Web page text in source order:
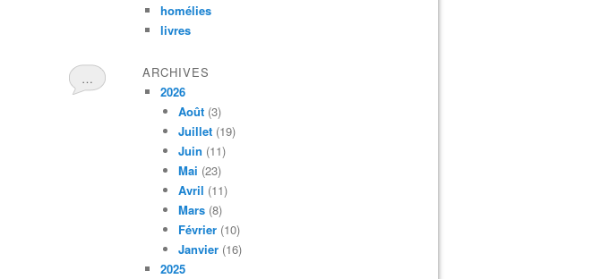
…
homélies
livres
ARCHIVES
2026
Août (3)
Juillet (19)
Juin (11)
Mai (23)
Avril (11)
Mars (8)
Février (10)
Janvier (16)
2025